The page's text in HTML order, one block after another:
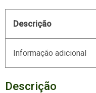
Descrição
Informação adicional
Descrição